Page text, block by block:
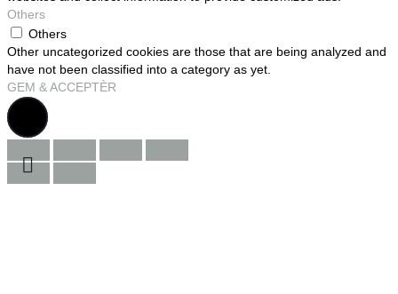
Others
Others
Other uncategorized cookies are those that are being analyzed and
have not been classified into a category as yet.
GEM & ACCEPTÈR